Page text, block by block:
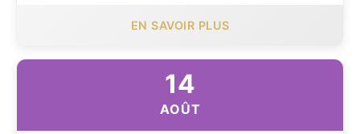
EN SAVOIR PLUS
14
AOÛT